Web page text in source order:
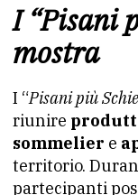
I “Pisani
mostra
I “Pisani più
riunire
sommelier e
territorio.
partecipanti